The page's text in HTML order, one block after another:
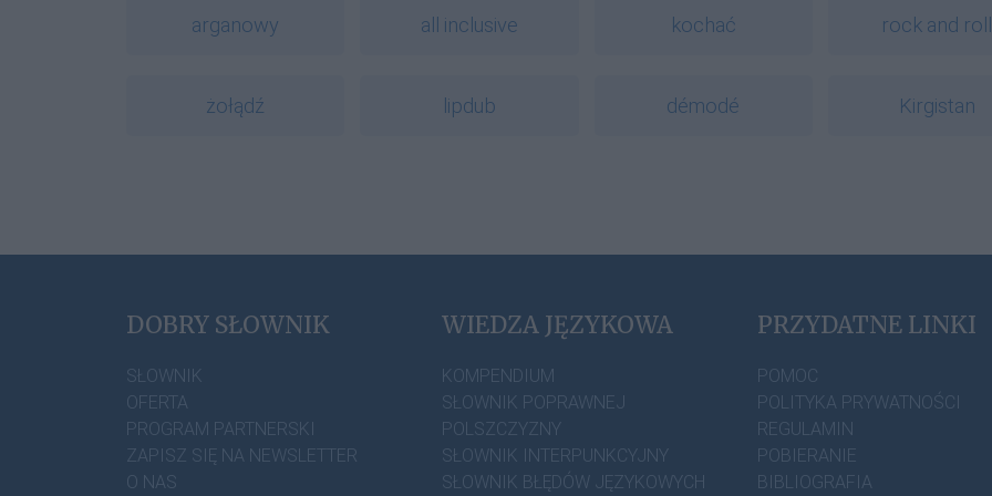
arganowy all inclusive kochać rock and roll
żołądź lipdub démodé Kirgistan
DOBRY SŁOWNIK
SŁOWNIK
OFERTA
PROGRAM PARTNERSKI
ZAPISZ SIĘ NA NEWSLETTER
O NAS
WIEDZA JĘZYKOWA
KOMPENDIUM
SŁOWNIK POPRAWNEJ
POLSZCZYZNY
SŁOWNIK INTERPUNKCYJNY
SŁOWNIK BŁĘDÓW JĘZYKOWYCH
PRZYDATNE LINKI
POMOC
POLITYKA PRYWATNOŚCI
REGULAMIN
POBIERANIE
BIBLIOGRAFIA